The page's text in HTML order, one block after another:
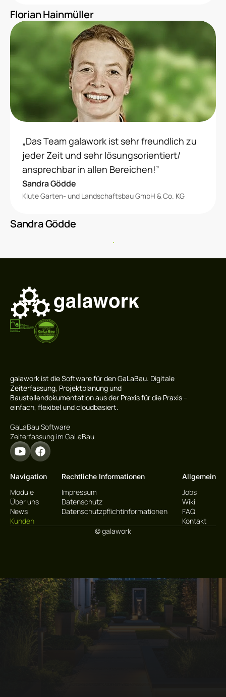
Florian Hainmüller
„Das Team galawork ist sehr freundlich zu
jeder Zeit und sehr lösungsorientiert/
ansprechbar in allen Bereichen!”
Sandra Gödde
Klute Garten- und Landschaftsbau GmbH & Co. KG
Sandra Gödde
galawork ist die Software für den GaLaBau. Digitale
Zeiterfassung, Projektplanung und
Baustellendokumentation aus der Praxis für die Praxis –
einfach, flexibel und cloudbasiert.
GaLaBau Software
Zeiterfassung im GaLaBau
Navigation
Module
Über uns
News
Kunden
Allgemein
Jobs
Wiki
FAQ
Kontakt
Rechtliche Informationen
Impressum
Datenschutz
Datenschutzpflichtinformationen
© galawork